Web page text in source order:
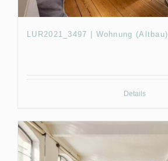
LUR2021_3497 | Wohnung (Altbau)
Details